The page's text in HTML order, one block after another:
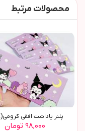
محصولات مرتبط
پلنر ياداشت افقي کرومي(9289)
۹۸,۰۰۰ تومان